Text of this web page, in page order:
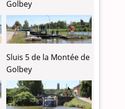
Golbey
Sluis 5 de la Montée de
Golbey